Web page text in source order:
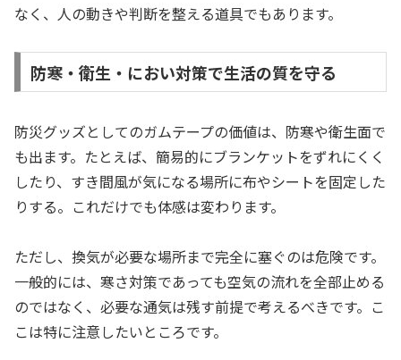
なく、人の動きや判断を整える道具でもあります。
防寒・衛生・におい対策で生活の質を守る
防災グッズとしてのガムテープの価値は、防寒や衛生面で
も出ます。たとえば、簡易的にブランケットをずれにくく
したり、すき間風が気になる場所に布やシートを固定した
りする。これだけでも体感は変わります。
ただし、換気が必要な場所まで完全に塞ぐのは危険です。
一般的には、寒さ対策であっても空気の流れを全部止める
のではなく、必要な通気は残す前提で考えるべきです。こ
こは特に注意したいところです。